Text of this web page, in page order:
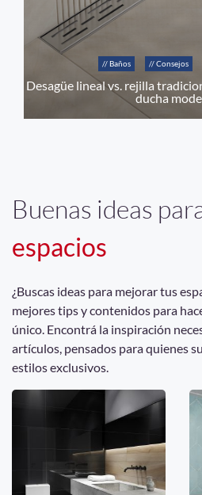
// Baños // Consejos
Desagüe lineal vs. rejilla
ducha
Buenas ideas
espacios
¿Buscas ideas para mejorar tus
mejores tips y contenidos para
único. Encontrá la inspiración
artículos, pensados para quienes
estilos exclusivos.